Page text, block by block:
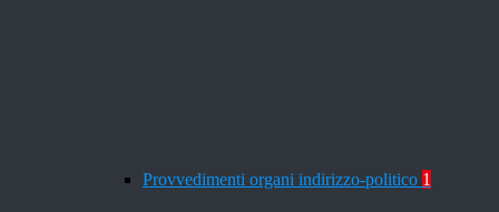
Provvedimenti organi indirizzo-politico 1